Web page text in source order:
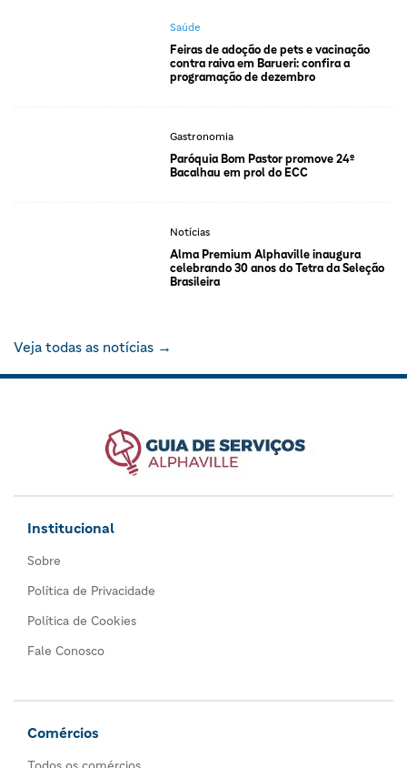
Saúde
Feiras de adoção de pets e vacinação
contra raiva em Barueri: confira a
programação de dezembro
Gastronomia
Paróquia Bom Pastor promove 24º
Bacalhau em prol do ECC
Notícias
Alma Premium Alphaville inaugura
celebrando 30 anos do Tetra da Seleção
Brasileira
Veja todas as notícias →
Institucional
Sobre
Política de Privacidade
Política de Cookies
Fale Conosco
Comércios